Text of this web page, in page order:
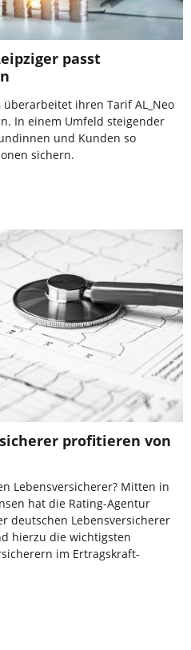
passt
überarbeitet ihren Tarif AL_Neo
In einem Umfeld steigender
und Kunden so
sichern.
profitieren von
Lebensversicherer? Mitten in
hat die Rating-Agentur
deutschen Lebensversicherer
hierzu die wichtigsten
im Ertragskraft-